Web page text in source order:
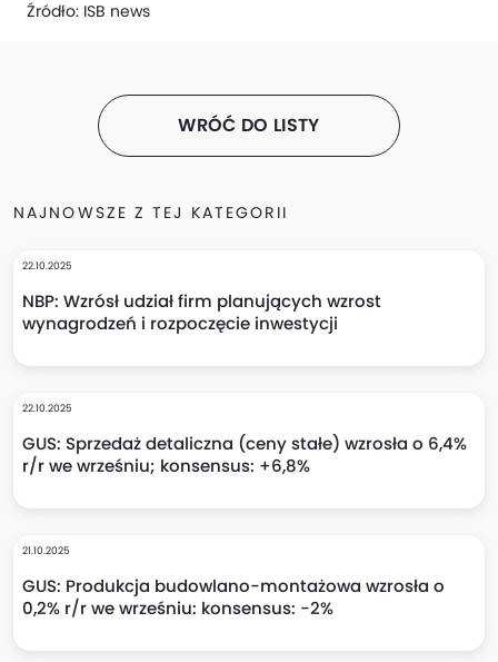
Źródło: ISB news
WRÓĆ DO LISTY
NAJNOWSZE Z TEJ KATEGORII
22.10.2025
NBP: Wzrósł udział firm planujących wzrost
wynagrodzeń i rozpoczęcie inwestycji
22.10.2025
GUS: Sprzedaż detaliczna (ceny stałe) wzrosła o 6,4%
r/r we wrześniu; konsensus: +6,8%
21.10.2025
GUS: Produkcja budowlano-montażowa wzrosła o
0,2% r/r we wrześniu: konsensus: -2%